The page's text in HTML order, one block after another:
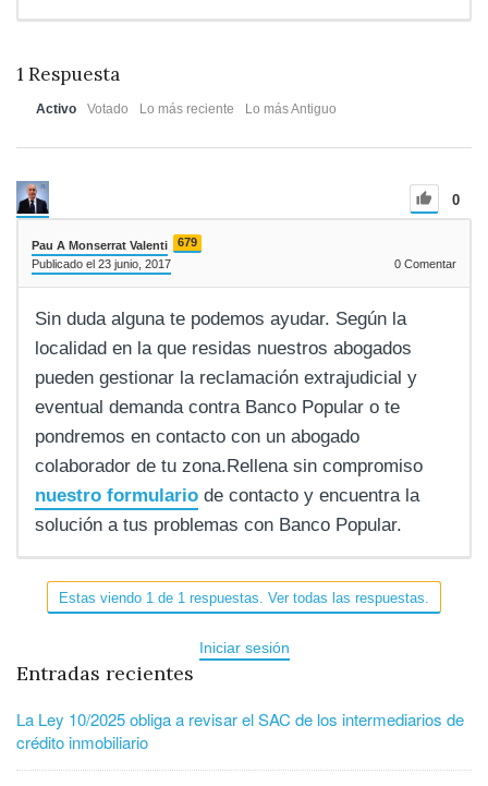
1 Respuesta
Activo Votado Lo más reciente Lo más Antiguo
0
Pau A Monserrat Valenti
679
Publicado el 23 junio, 2017
0 Comentar
Sin duda alguna te podemos ayudar. Según la
localidad en la que residas nuestros abogados
pueden gestionar la reclamación extrajudicial y
eventual demanda contra Banco Popular o te
pondremos en contacto con un abogado
colaborador de tu zona.Rellena sin compromiso
nuestro formulario de contacto y encuentra la
solución a tus problemas con Banco Popular.
Estas viendo 1 de 1 respuestas. Ver todas las respuestas.
Iniciar sesión
Entradas recientes
La Ley 10/2025 obliga a revisar el SAC de los intermediarios de
crédito inmobiliario